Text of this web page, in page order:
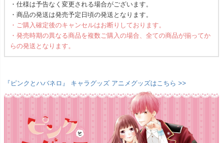
・仕様は予告なく変更される場合がございます。
・商品の発送は発売予定日頃の発送となります。
・ご購入確定後のキャンセルはお断りしております。
・発売時期の異なる商品を複数ご購入の場合、全ての商品が揃ってか
らの発送となります。
『ピンクとハバネロ』 キャラグッズ アニメグッズはこちら >>